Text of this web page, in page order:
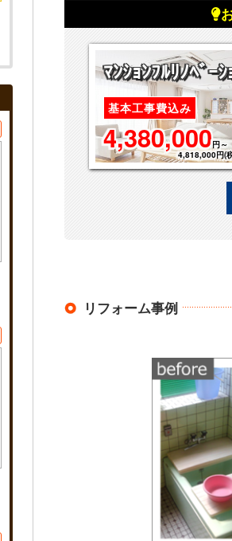
ﾏﾝｼｮﾝﾌﾙﾘﾉﾍﾞｰ
基本工事費込み
4,380,000円～
4,818,000円(税
リフォーム事例